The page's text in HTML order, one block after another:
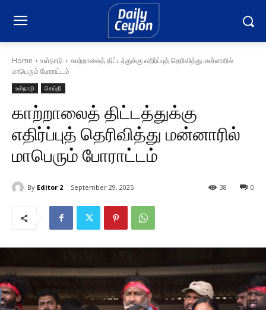
Home உள்நாடு
காற்றாலைத் திட்டத்துக்கு எதிர்ப்புத் தெரிவித்து மன்னாரில்
மாபெரும் போராட்டம்
உள்நாடு செய்தி
காற்றாலைத் திட்டத்துக்கு
எதிர்ப்புத் தெரிவித்து மன்னாரில்
மாபெரும் போராட்டம்
By Editor 2 September 29, 2025 0
38